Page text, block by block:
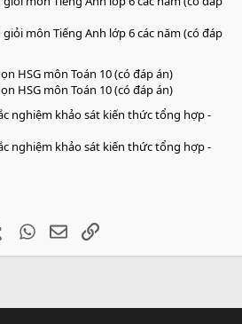
môn Tiếng Anh lớp 6 các năm (có đáp
HSG môn Toán 10 (có đáp án)
HSG môn Toán 10 (có đáp án)
nghiệm khảo sát kiến thức tổng hợp -
nghiệm khảo sát kiến thức tổng hợp -
Tumblr WhatsApp
EmailLink